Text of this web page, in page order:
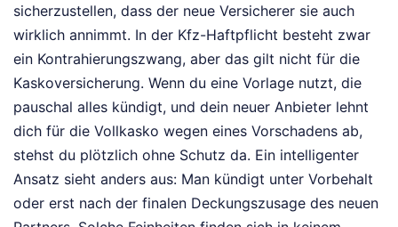
sicherzustellen, dass der neue Versicherer sie auch
wirklich annimmt. In der Kfz-Haftpflicht besteht zwar
ein Kontrahierungszwang, aber das gilt nicht für die
Kaskoversicherung. Wenn du eine Vorlage nutzt, die
pauschal alles kündigt, und dein neuer Anbieter lehnt
dich für die Vollkasko wegen eines Vorschadens ab,
stehst du plötzlich ohne Schutz da. Ein intelligenter
Ansatz sieht anders aus: Man kündigt unter Vorbehalt
oder erst nach der finalen Deckungszusage des neuen